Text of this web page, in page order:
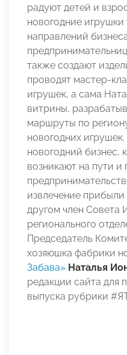
радуют детей и
новогодние игрушки
направлений
также создают
проводят мастер-
игрушек, а сама
витрины,
маршруты по
новогодних
новогодний бизнес,
возникают на пути и
извлечение
другом член Совета
регионального
Председатель
хозяюшка фабрики
Забава» Наталья
редакции сайта для
выпуска рубрики